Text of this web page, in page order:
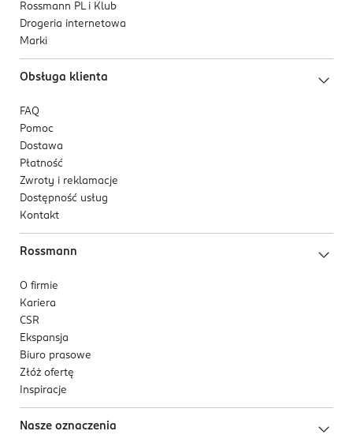
Rossmann PL i Klub
Drogeria internetowa
Marki
Obsługa klienta
FAQ
Pomoc
Dostawa
Płatność
Zwroty i reklamacje
Dostępność usług
Kontakt
Rossmann
O firmie
Kariera
CSR
Ekspansja
Biuro prasowe
Złóż ofertę
Inspiracje
Nasze oznaczenia